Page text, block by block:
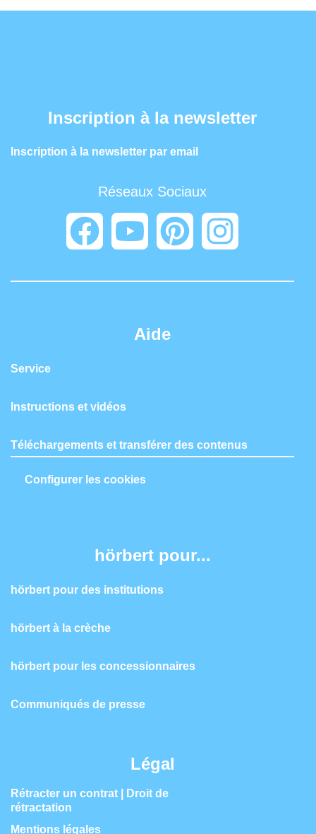
Inscription à la newsletter
Inscription à la newsletter par email
Réseaux Sociaux
Aide
Service
Instructions et vidéos
Téléchargements et transférer des contenus
Configurer les cookies
hörbert pour...
hörbert pour des institutions
hörbert à la crèche
hörbert pour les concessionnaires
Communiqués de presse
Légal
Rétracter un contrat | Droit de
rétractation
Mentions légales